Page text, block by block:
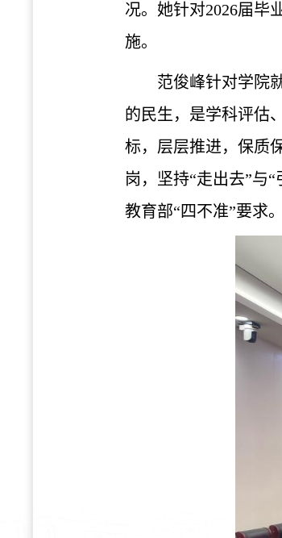
况。她针对2026届毕
施。
范俊峰针对学院
的民生，是学科评估
标，层层推进，保质
岗，坚持“走出去”与
教育部“四不准”要求